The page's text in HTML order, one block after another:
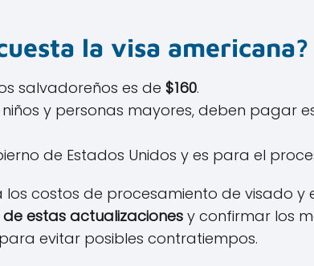
la visa americana?
salvadoreños es de $160.
niños y personas mayores, deben pagar
de Estados Unidos y es para el
costos de procesamiento de visado y
estas actualizacionesy confirmar los
evitar posibles contratiempos.